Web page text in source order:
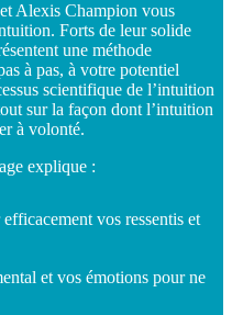
Alexis Champion vous
Forts de leur solide
une méthode
à pas, à votre potentiel
scientifique de l’intuition
sur la façon dont l’intuition
à volonté.
explique :
vos ressentis et
et vos émotions pour ne